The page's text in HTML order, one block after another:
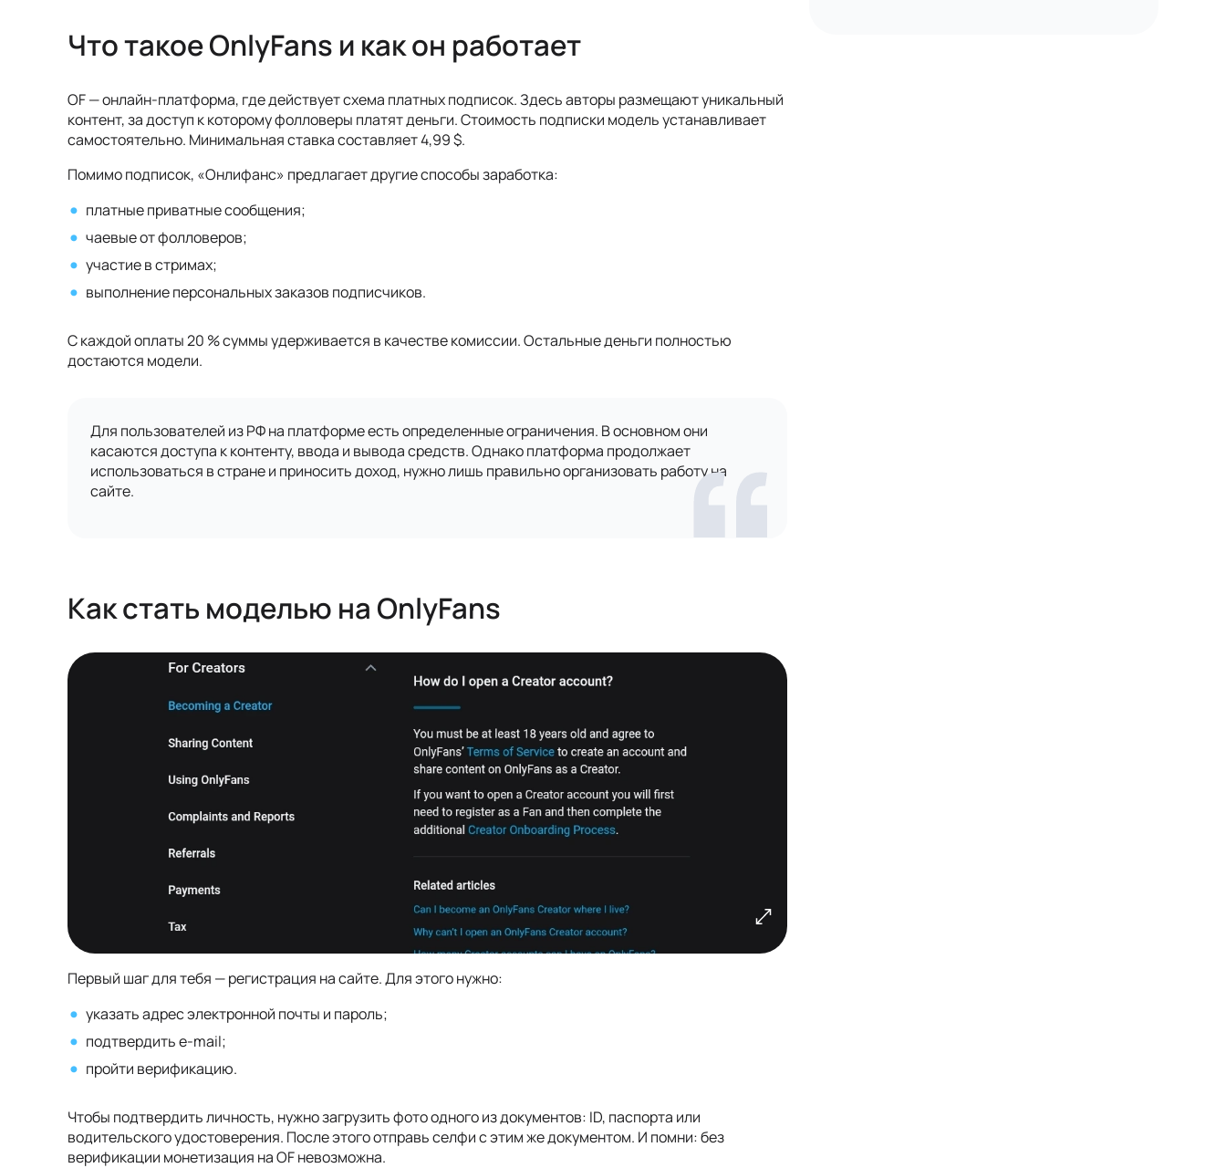
Что такое OnlyFans и как он работает
OF — онлайн-платформа, где действует схема платных подписок. Здесь авторы размещают уникальный
контент, за доступ к которому фолловеры платят деньги. Стоимость подписки модель устанавливает
самостоятельно. Минимальная ставка составляет 4,99 $.
Помимо подписок, «Онлифанс» предлагает другие способы заработка:
платные приватные сообщения;
чаевые от фолловеров;
участие в стримах;
выполнение персональных заказов подписчиков.
С каждой оплаты 20 % суммы удерживается в качестве комиссии. Остальные деньги полностью
достаются модели.
Для пользователей из РФ на платформе есть определенные ограничения. В основном они
касаются доступа к контенту, ввода и вывода средств. Однако платформа продолжает
использоваться в стране и приносить доход, нужно лишь правильно организовать работу на
сайте.
Как стать моделью на OnlyFans
Первый шаг для тебя — регистрация на сайте. Для этого нужно:
указать адрес электронной почты и пароль;
подтвердить e-mail;
пройти верификацию.
Чтобы подтвердить личность, нужно загрузить фото одного из документов: ID, паспорта или
водительского удостоверения. После этого отправь селфи с этим же документом. И помни: без
верификации монетизация на OF невозможна.